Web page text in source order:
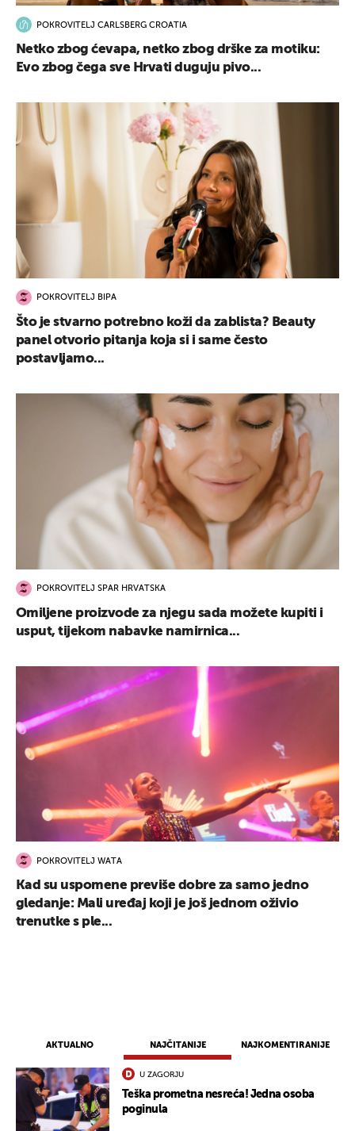
AKTUALNO NAJČITANIJE NAJKOMENTIRANIJE
U ZAGORJU
Teška prometna nesreća! Jedna osoba
poginula
POKROVITELJ CARLSBERG CROATIA
Netko zbog ćevapa, netko zbog drške za motiku:
Evo zbog čega sve Hrvati duguju pivo...
POKROVITELJ BIPA
Što je stvarno potrebno koži da zablista? Beauty
panel otvorio pitanja koja si i same često
postavljamo...
POKROVITELJ SPAR HRVATSKA
Omiljene proizvode za njegu sada možete kupiti i
usput, tijekom nabavke namirnica...
POKROVITELJ WATA
Kad su uspomene previše dobre za samo jedno
gledanje: Mali uređaj koji je još jednom oživio
trenutke s ple...